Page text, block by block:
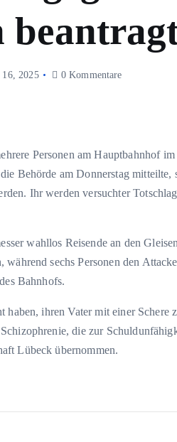
2025 0 Kommentare
Personen am Hauptbahnhof
Behörde am Donnerstag mitteilte,
Ihr werden versuchter
wahllos Reisende an den
sechs Personen den
Bahnhofs.
ihren Vater mit einer Schere
die zur
Lübeck übernommen.